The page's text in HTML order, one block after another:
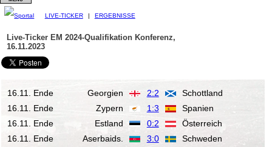
LIVE-TICKER | ERGEBNISSE
Live-Ticker EM 2024-Qualifikation Konferenz,
16.11.2023
16.11. Ende Georgien 2:2
Schottland
16.11. Ende
Zypern 1:3
Spanien
16.11. Ende
Estland 0:2
Österreich
16.11. Ende
Aserbaids. 3:0
Schweden